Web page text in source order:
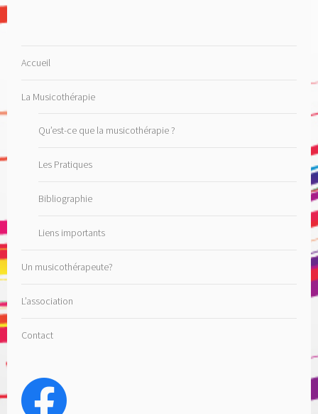
Accueil
La Musicothérapie
Qu’est-ce que la musicothérapie ?
Les Pratiques
Bibliographie
Liens importants
Un musicothérapeute?
L’association
Contact